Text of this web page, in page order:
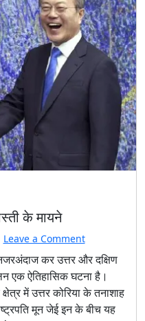
के मायने
Leave a Comment
नजरअंदाज कर उत्तर और दक्षिण
एक ऐतिहासिक घटना है।
में उत्तर कोरिया के तनाशाह
मून जेई इन के बीच यह